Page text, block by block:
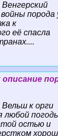
порода
к
её спасла
описание
к opги
любой
остью и